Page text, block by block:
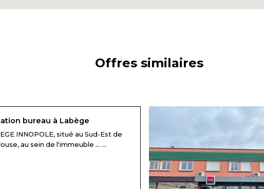
Offres similaires
bureau à Labège
INNOPOLE, situé au Sud-Est de
au sein de l'immeuble ... ...